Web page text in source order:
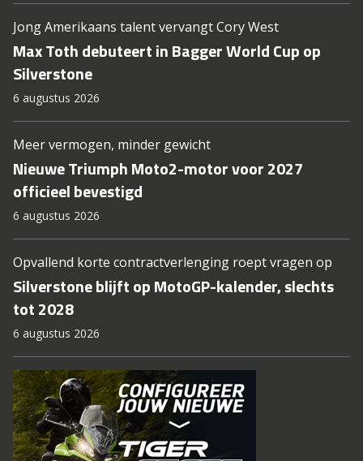
Jong Amerikaans talent vervangt Cory West
Max Toth debuteert in Bagger World Cup op
Silverstone
6 augustus 2026
Meer vermogen, minder gewicht
Nieuwe Triumph Moto2-motor voor 2027
officieel bevestigd
6 augustus 2026
Opvallend korte contractverlenging roept vragen op
Silverstone blijft op MotoGP-kalender, slechts
tot 2028
6 augustus 2026